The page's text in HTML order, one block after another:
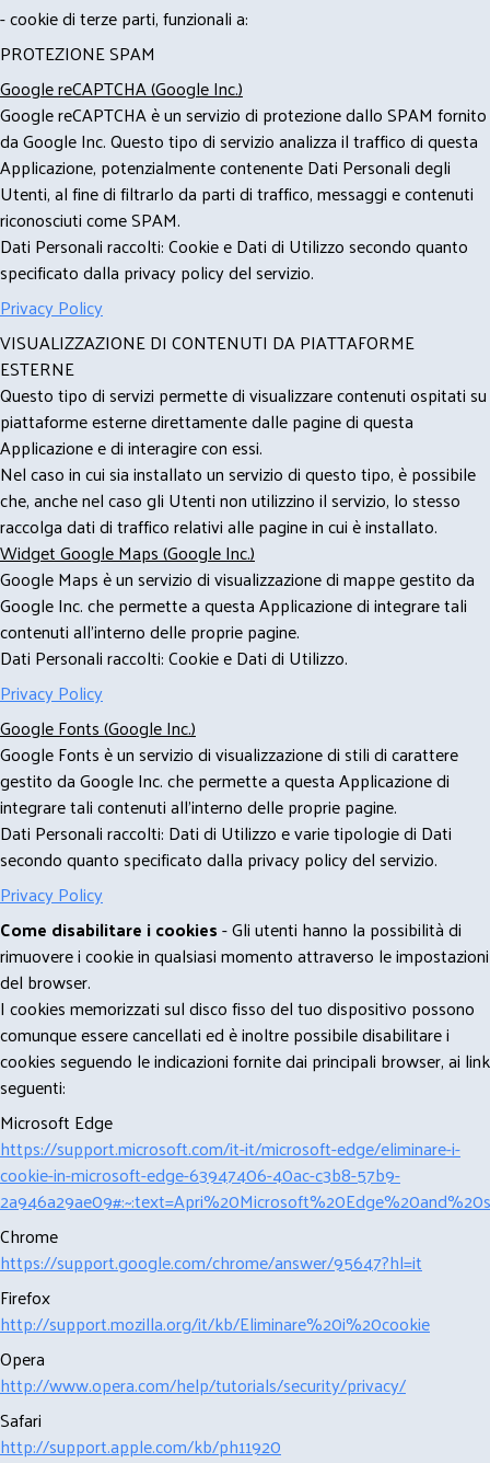
- cookie di terze parti, funzionali a:
PROTEZIONE SPAM
Google reCAPTCHA (Google Inc.)
Google reCAPTCHA è un servizio di protezione dallo SPAM fornito
da Google Inc. Questo tipo di servizio analizza il traffico di questa
Applicazione, potenzialmente contenente Dati Personali degli
Utenti, al fine di filtrarlo da parti di traffico, messaggi e contenuti
riconosciuti come SPAM.
Dati Personali raccolti: Cookie e Dati di Utilizzo secondo quanto
specificato dalla privacy policy del servizio.
Privacy Policy
VISUALIZZAZIONE DI CONTENUTI DA PIATTAFORME
ESTERNE
Questo tipo di servizi permette di visualizzare contenuti ospitati su
piattaforme esterne direttamente dalle pagine di questa
Applicazione e di interagire con essi.
Nel caso in cui sia installato un servizio di questo tipo, è possibile
che, anche nel caso gli Utenti non utilizzino il servizio, lo stesso
raccolga dati di traffico relativi alle pagine in cui è installato.
Widget Google Maps (Google Inc.)
Google Maps è un servizio di visualizzazione di mappe gestito da
Google Inc. che permette a questa Applicazione di integrare tali
contenuti all'interno delle proprie pagine.
Dati Personali raccolti: Cookie e Dati di Utilizzo.
Privacy Policy
Google Fonts (Google Inc.)
Google Fonts è un servizio di visualizzazione di stili di carattere
gestito da Google Inc. che permette a questa Applicazione di
integrare tali contenuti all'interno delle proprie pagine.
Dati Personali raccolti: Dati di Utilizzo e varie tipologie di Dati
secondo quanto specificato dalla privacy policy del servizio.
Privacy Policy
Come disabilitare i cookies- Gli utenti hanno la possibilità di
rimuovere i cookie in qualsiasi momento attraverso le impostazioni
del browser.
I cookies memorizzati sul disco fisso del tuo dispositivo possono
comunque essere cancellati ed è inoltre possibile disabilitare i
cookies seguendo le indicazioni fornite dai principali browser, ai link
seguenti:
Microsoft Edge
https://support.microsoft.com/it-it/microsoft-edge/eliminare-i-
cookie-in-microsoft-edge-63947406-40ac-c3b8-57b9-
Chrome
https://support.google.com/chrome/answer/95647?hl=it
Firefox
http://support.mozilla.org/it/kb/Eliminare%20i%20cookie
Opera
http://www.opera.com/help/tutorials/security/privacy/
Safari
http://support.apple.com/kb/ph11920